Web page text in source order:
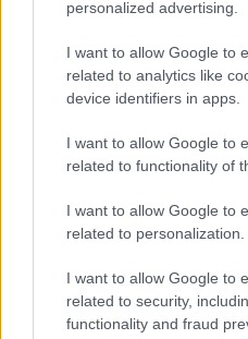
personalized advertising.
I want to allow Google to
related to analytics like
device identifiers in apps.
I want to allow Google to
related to functionality of
I want to allow Google to
related to personalization.
I want to allow Google to
related to security,
functionality and fraud